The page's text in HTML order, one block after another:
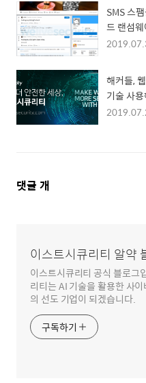
SMS 스
드 랜섬
해커들,
기술 사
댓
댓글 개
이스트시큐리티 알약
이스트시큐리티 공식 블로그
리티는 AI 기술을 활용한 사
의 선도 기업이 되겠습니다.
구독하기